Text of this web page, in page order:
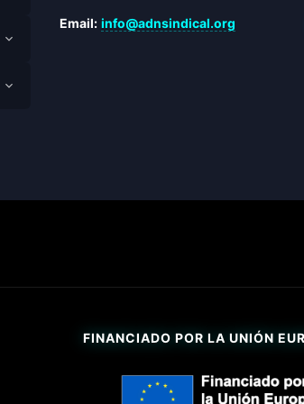
Email: info@adnsindical.org
FINANCIADO POR LA UNIÓN